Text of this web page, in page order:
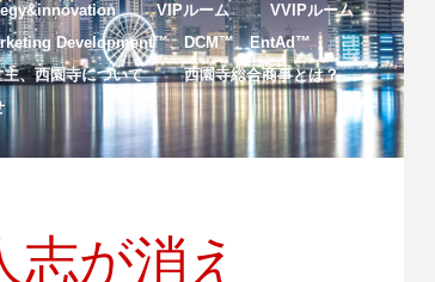
VIPルーム
VVIPルーム
Development™️、DCM™️、EntAd™️
、西園寺について
西園寺総合商事とは？
が消え